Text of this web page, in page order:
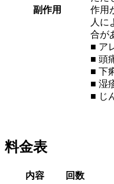
副作用
作用
人に
合が
■ ア
■ 頭
■ 下
■ 湿
■ じ
料金表
内容 回数